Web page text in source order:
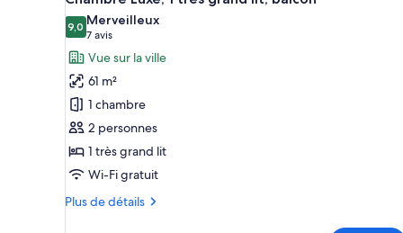
1
très
grand
lit
(Atrium
View)
toutes
les
photos
pour
ce
type
de
chambre :
Chambre
Luxe,
9,09,0 sur 10
Merveilleux
7 avis
(7 avis)
Vue sur la ville
61 m²
1 chambre
2 personnes
1 très grand lit
Wi-Fi gratuit
Plus de détails
Plus